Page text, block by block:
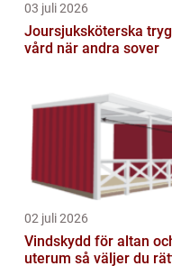
03 juli 2026
Joursjuksköterska trygg
vård när andra sover
02 juli 2026
Vindskydd för altan
uterum så väljer du rätt